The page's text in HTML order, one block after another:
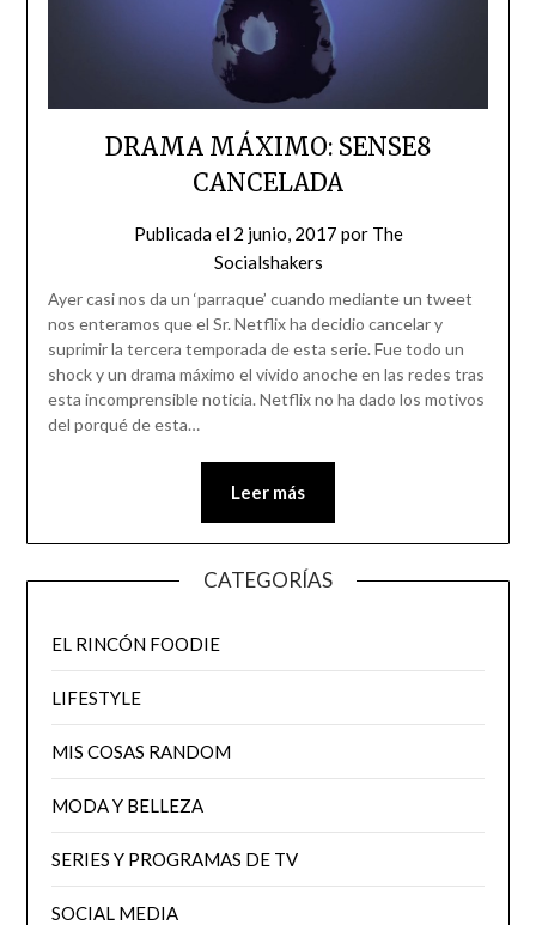
DRAMA MÁXIMO: SENSE8
CANCELADA
Publicada el 2 junio, 2017 por The
Socialshakers
Ayer casi nos da un ‘parraque’ cuando mediante un tweet
nos enteramos que el Sr. Netflix ha decidio cancelar y
suprimir la tercera temporada de esta serie. Fue todo un
shock y un drama máximo el vivido anoche en las redes tras
esta incomprensible noticia. Netflix no ha dado los motivos
del porqué de esta…
Leer más
CATEGORÍAS
EL RINCÓN FOODIE
LIFESTYLE
MIS COSAS RANDOM
MODA Y BELLEZA
SERIES Y PROGRAMAS DE TV
SOCIAL MEDIA